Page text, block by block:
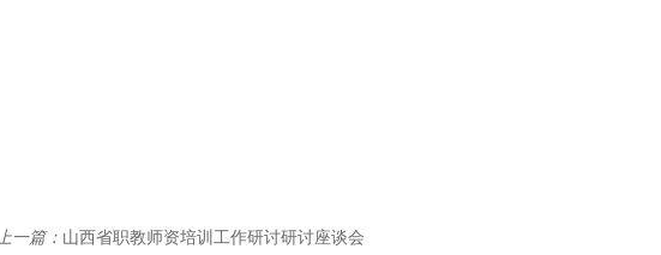
上一篇： 山西省职教师资培训工作研讨研讨座谈会